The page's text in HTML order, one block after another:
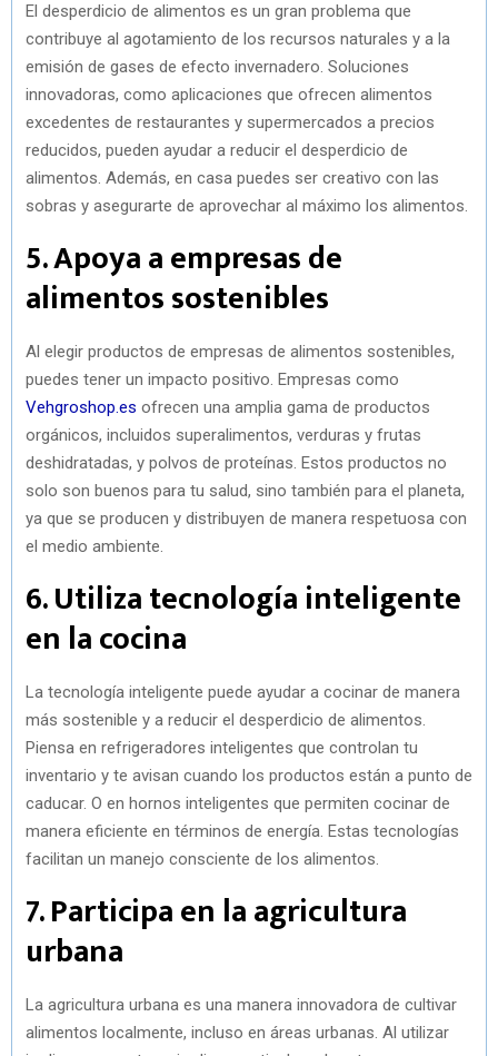
El desperdicio de alimentos es un gran problema que
contribuye al agotamiento de los recursos naturales y a la
emisión de gases de efecto invernadero. Soluciones
innovadoras, como aplicaciones que ofrecen alimentos
excedentes de restaurantes y supermercados a precios
reducidos, pueden ayudar a reducir el desperdicio de
alimentos. Además, en casa puedes ser creativo con las
sobras y asegurarte de aprovechar al máximo los alimentos.
5. Apoya a empresas de
alimentos sostenibles
Al elegir productos de empresas de alimentos sostenibles,
puedes tener un impacto positivo. Empresas como
Vehgroshop.es ofrecen una amplia gama de productos
orgánicos, incluidos superalimentos, verduras y frutas
deshidratadas, y polvos de proteínas. Estos productos no
solo son buenos para tu salud, sino también para el planeta,
ya que se producen y distribuyen de manera respetuosa con
el medio ambiente.
6. Utiliza tecnología inteligente
en la cocina
La tecnología inteligente puede ayudar a cocinar de manera
más sostenible y a reducir el desperdicio de alimentos.
Piensa en refrigeradores inteligentes que controlan tu
inventario y te avisan cuando los productos están a punto de
caducar. O en hornos inteligentes que permiten cocinar de
manera eficiente en términos de energía. Estas tecnologías
facilitan un manejo consciente de los alimentos.
7. Participa en la agricultura
urbana
La agricultura urbana es una manera innovadora de cultivar
alimentos localmente, incluso en áreas urbanas. Al utilizar